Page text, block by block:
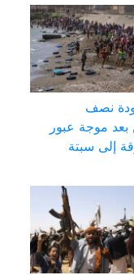
نصف
بعد موجة عبور
إلى سبتة